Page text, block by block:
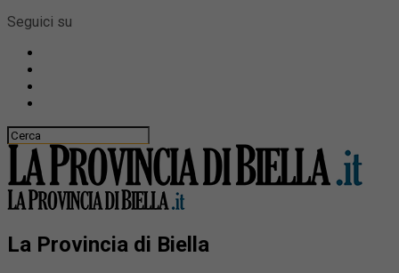
Seguici su
La Provincia di Biella